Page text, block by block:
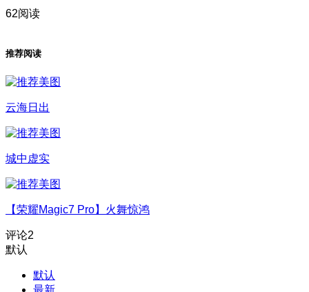
62阅读
推荐阅读
云海日出
城中虚实
【荣耀Magic7 Pro】火舞惊鸿
评论2
默认
默认